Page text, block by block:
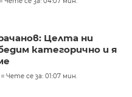
Целта ни
категорично и я
Чете се за: 01:07 мин.